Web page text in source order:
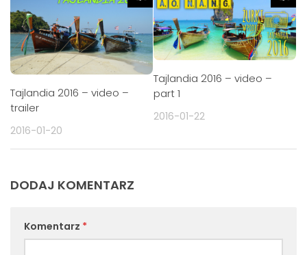
Tajlandia 2016 – video –
trailer
2016-01-20
Tajlandia 2016 – video –
part 1
2016-01-22
DODAJ KOMENTARZ
Komentarz *